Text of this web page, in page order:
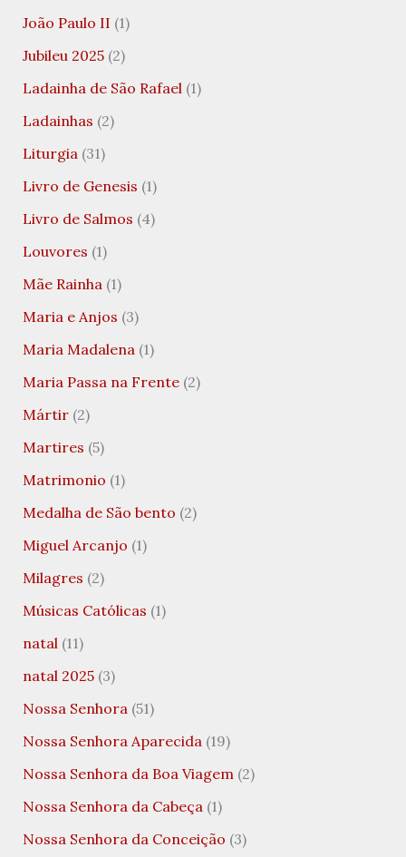
João Paulo II (1)
Jubileu 2025(2)
Ladainha de São Rafael (1)
Ladainhas (2)
Liturgia (31)
Livro de Genesis (1)
Livro de Salmos (4)
Louvores (1)
Mãe Rainha (1)
Maria e Anjos (3)
Maria Madalena (1)
Maria Passa na Frente(2)
Mártir(2)
Martires (5)
Matrimonio (1)
Medalha de São bento (2)
Miguel Arcanjo (1)
Milagres (2)
Músicas Católicas (1)
natal (11)
natal 2025(3)
Nossa Senhora (51)
Nossa Senhora Aparecida (19)
Nossa Senhora da Boa Viagem (2)
Nossa Senhora da Cabeça (1)
Nossa Senhora da Conceição (3)